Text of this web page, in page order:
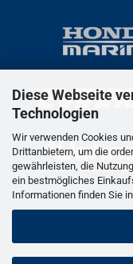
Diese Webseite
Technologien
Wir verwenden Cookies
Drittanbietern, um die
gewährleisten, die
ein bestmögliches
Informationen finden Sie